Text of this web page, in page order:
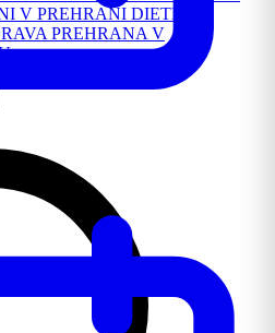
V PREHRANI DIETNA
PREHRANA V